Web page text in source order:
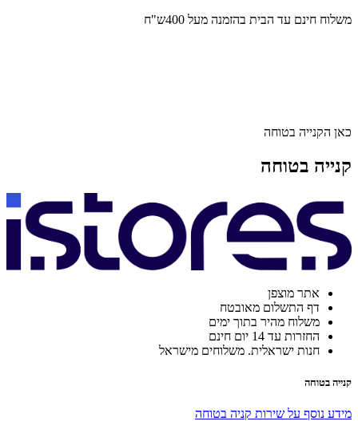
משלוח חינם עד הבית בהזמנה מעל 400ש"ח
כאן הקנייה בטוחה
קנייה בטוחה
אתר מוצפן
דף התשלום מאובטח
משלוח מהיר בתוך ימים
החזרות עד 14 יום חינם
חנות ישראלית. משלוחים מישראל
קנייה בטוחה
מידע נוסף על שירות קניה בטוחה